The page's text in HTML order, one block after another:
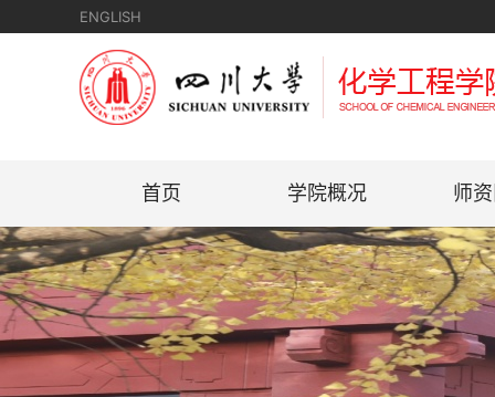
ENGLISH
首页 学院概况 师